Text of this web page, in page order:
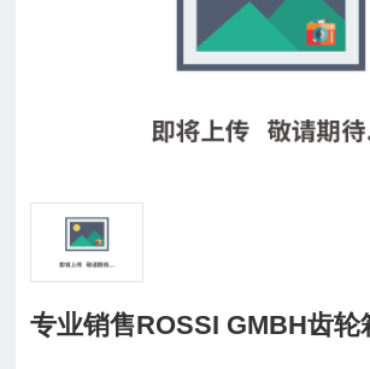
专业销售ROSSI GMBH齿轮